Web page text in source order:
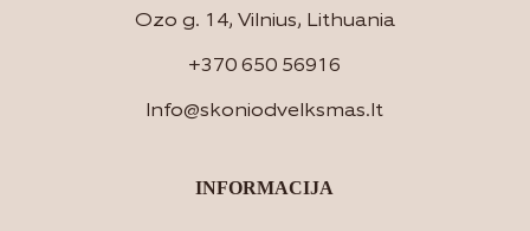
Ozo g. 14, Vilnius, Lithuania
+370 650 56916
Info@skoniodvelksmas.lt
INFORMACIJA